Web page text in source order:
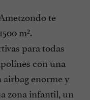
te
m².
para todas
con una
enorme y
zona infantil, un